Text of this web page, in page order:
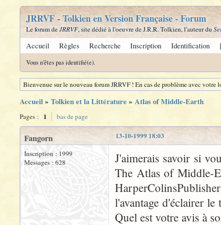
JRRVF - Tolkien en Version Française - Forum
Le forum deJRRVF, site dédié à l'oeuvre de J.R.R. Tolkien, l'auteur du
Accueil Règles Recherche Inscription Identification
Vous n'êtes pas identifié(e).
Bienvenue sur le nouveau forum JRRVF ! En cas de problème avec
Accueil» Tolkien et la Littérature » Atlas of Middle-Earth
Pages : 1 bas de page
13-10-1999 18:03
Fangorn
Inscription : 1999
Messages : 628
J'aimerais savoir si
The Atlas of Middle-
l'avantage d'éclairer
Quel est votre avis à